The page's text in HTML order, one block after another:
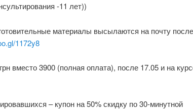
-11 лет))
материалы высылаются на почту после
1172y8
вместо 3900 (полная оплата), после 17.05 и на
– купон на 50% скидку по 30-минутной